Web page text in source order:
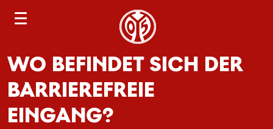
WO BEFINDET SICH DER
BARRIEREFREIE
EINGANG?